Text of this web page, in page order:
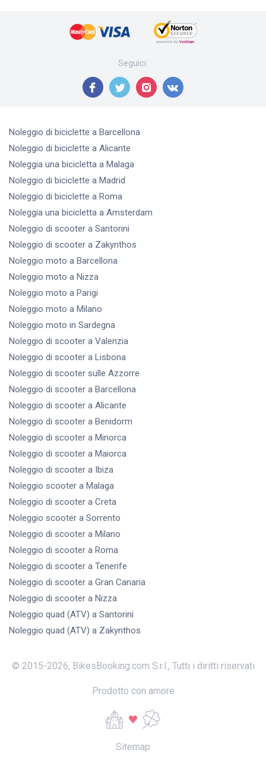
Seguici:
Noleggio di biciclette a Barcellona
Noleggio di biciclette a Alicante
Noleggia una bicicletta a Malaga
Noleggio di biciclette a Madrid
Noleggio di biciclette a Roma
Noleggia una bicicletta a Amsterdam
Noleggio di scooter a Santorini
Noleggio di scooter a Zakynthos
Noleggio moto a Barcellona
Noleggio moto a Nizza
Noleggio moto a Parigi
Noleggio moto a Milano
Noleggio moto in Sardegna
Noleggio di scooter a Valenzia
Noleggio di scooter a Lisbona
Noleggio di scooter sulle Azzorre
Noleggio di scooter a Barcellona
Noleggio di scooter a Alicante
Noleggio di scooter a Benidorm
Noleggio di scooter a Minorca
Noleggio di scooter a Maiorca
Noleggio di scooter a Ibiza
Noleggio scooter a Malaga
Noleggio di scooter a Creta
Noleggio scooter a Sorrento
Noleggio di scooter a Milano
Noleggio di scooter a Roma
Noleggio di scooter a Tenerife
Noleggio di scooter a Gran Canaria
Noleggio di scooter a Nizza
Noleggio quad (ATV) a Santorini
Noleggio quad (ATV) a Zakynthos
© 2015-2026, BikesBooking.com S.r.l. , Tutti i diritti riservati
Prodotto con amore
Sitemap